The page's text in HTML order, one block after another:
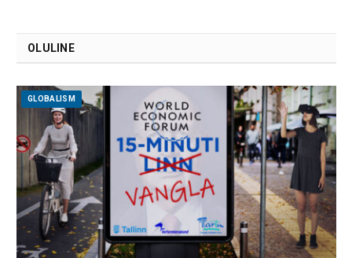
OLULINE
GLOBALISM